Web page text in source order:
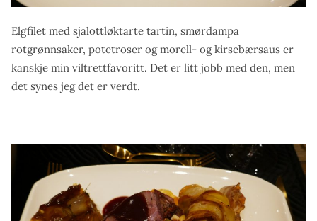
Elgfilet med sjalottløktarte tartin, smørdampa
rotgrønnsaker, potetroser og morell- og kirsebærsaus er
kanskje min viltrettfavoritt. Det er litt jobb med den, men
det synes jeg det er verdt.